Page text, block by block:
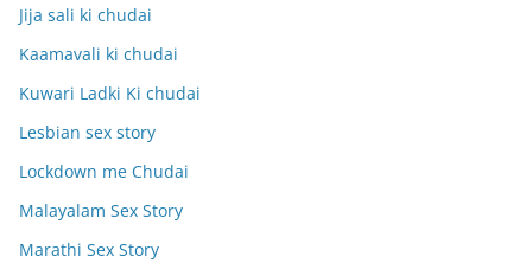
Jija sali ki chudai
Kaamavali ki chudai
Kuwari Ladki Ki chudai
Lesbian sex story
Lockdown me Chudai
Malayalam Sex Story
Marathi Sex Story